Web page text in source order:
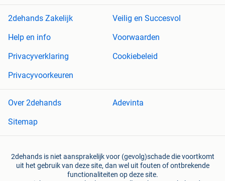
2dehands Zakelijk
Veilig en Succesvol
Help en info
Voorwaarden
Privacyverklaring
Cookiebeleid
Privacyvoorkeuren
Over 2dehands
Adevinta
Sitemap
2dehands is niet aansprakelijk voor (gevolg)schade die voortkomt
uit het gebruik van deze site, dan wel uit fouten of ontbrekende
functionaliteiten op deze site.